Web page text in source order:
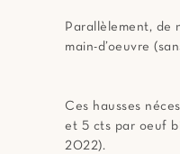
Parallèlement, de
main-d’oeuvre
Ces hausses
et 5 cts par oeuf
2022).